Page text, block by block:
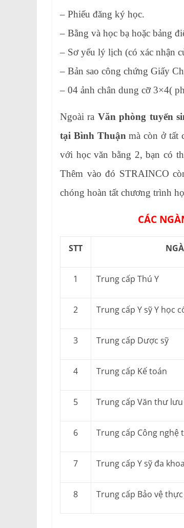
– Phiếu đăng ký học.
– Bằng và học bạ hoặc bảng
– Sơ yếu lý lịch (có xác nhận
– Bản sao công chứng Giấy
– 04 ảnh chân dung cỡ 3×4(
Ngoài ra Văn phòng tuyển
tại Bình Thuậnmà còn ở tất
với học văn bằng 2, bạn có
Thêm vào đó STRAINCO
chóng hoàn tất chương trình
CÁC
STT
1 Trung cấp Thú Y
2 Trung cấp Y sỹ Y học
3 Trung cấp Dược sỹ
4 Trung cấp Kế toán
5 Trung cấp Văn thư
6 Trung cấp Công nghệ
7 Trung cấp Y sỹ đa khoa
8 Trung cấp Bảo vệ